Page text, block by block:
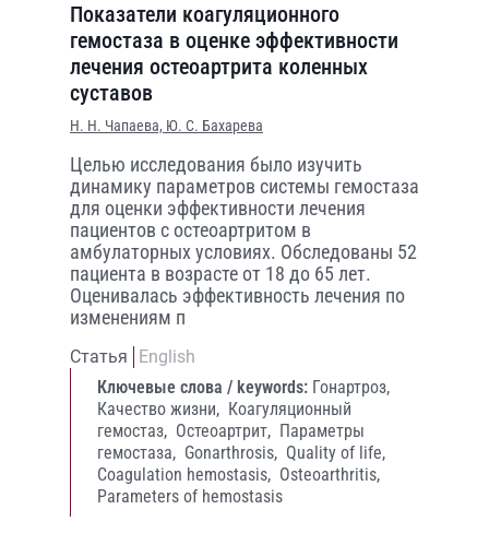
Показатели коагуляционного
гемостаза в оценке эффективности
лечения остеоартрита коленных
суставов
Н. Н. Чапаева, Ю. С. Бахарева
Целью исследования было изучить
динамику параметров системы гемостаза
для оценки эффективности лечения
пациентов с остеоартритом в
амбулаторных условиях. Обследованы 52
пациента в возрасте от 18 до 65 лет.
Оценивалась эффективность лечения по
изменениям п
Статья
English
Ключевые слова / keywords: Гонартроз,
Качество жизни, Коагуляционный
гемостаз, Остеоартрит, Параметры
гемостаза, Gonarthrosis, Quality of life,
Coagulation hemostasis, Osteoarthritis,
Parameters of hemostasis